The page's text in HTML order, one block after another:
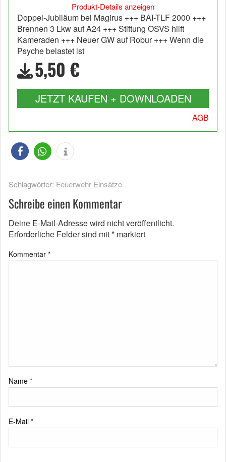
Produkt-Details anzeigen
Doppel-Jubiläum bei Magirus +++ BAI-TLF 2000 +++
Brennen 3 Lkw auf A24 +++ Stiftung OSVS hilft
Kameraden +++ Neuer GW auf Robur +++ Wenn die
Psyche belastet ist
5,50 €
JETZT KAUFEN + DOWNLOADEN
AGB
Schlagwörter: Feuerwehr Einsätze
Schreibe einen Kommentar
Deine E-Mail-Adresse wird nicht veröffentlicht.
Erforderliche Felder sind mit* markiert
Kommentar *
Name *
E-Mail *